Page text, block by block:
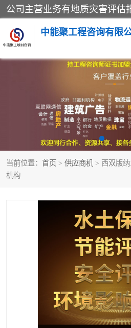
中能聚工程咨询有限
当前位置： 首页 > 供应商机 > 西双版
机构
水资源论证报告
地质灾害评估报告
节能评估报告